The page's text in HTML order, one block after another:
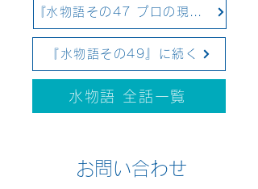
​​『水物語その47 プロの現場から～蕎麦店～』に戻る
『水物語その49』に続く
水物語 全話一覧
お問い合わせ